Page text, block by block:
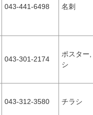
043-441-6498 名刺
043-301-2174
ポスター
シ
043-312-3580 チラシ